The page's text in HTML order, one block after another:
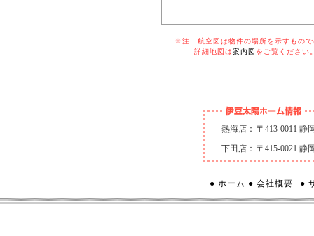
※注 航空図は物件の場所を示すものでは
詳細地図は案内図 をご覧ください
熱海店： 〒413-0011 静
下田店： 〒415-0021 静
● ホーム ● 会社概要 ●